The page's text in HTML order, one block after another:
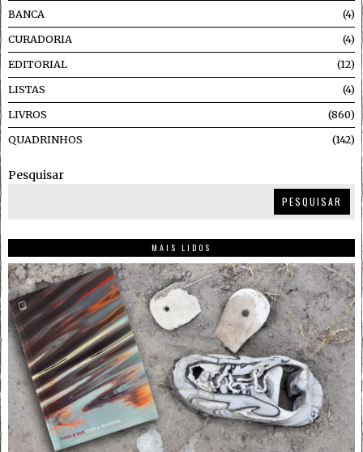
BANCA
4
CURADORIA 4
EDITORIAL 12
LISTAS 4
LIVROS 860
QUADRINHOS 142
Pesquisar
PESQUISAR
MAIS LIDOS